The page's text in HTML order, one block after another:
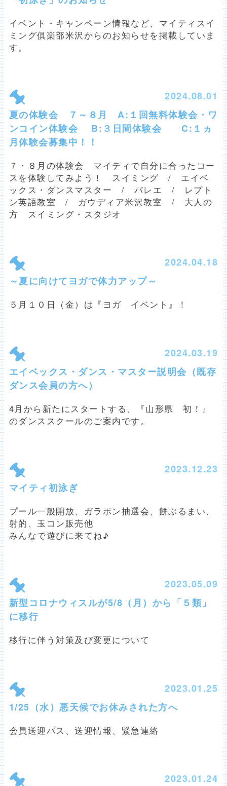
イベント・キャンペーン情報など、マイティスイ
ミング俱楽部米沢からのお知らせを掲載していま
す。
2024.08.01
夏の体験会 ７～８月 A:１回無料体験会・ワ
ンコイン体験会 B:３日間体験会 C:１ヵ
月体験会募集中！！
７・８月の体験会 マイティで自分に合ったコー
スを体験してみよう！ スイミング / エイベ
ックス・ダンスマスター / バレエ / レプト
ン英語教室 / ガウディア米沢教室 / 大人の
方 スイミング・スタジオ
2024.04.18
～夏に向けてヨガで体力アップ～
５月１０日（金）は『ヨガ イベント』！
2024.03.19
エイベックス・ダンス・マスター説明会（既存
ダンス会員の方へ）
4月から新たにスタートする、『山形県 初！』
のダンススクールのご案内です。
2023.12.23
マイティ初泳ぎ
プール一般開放、ガラポン抽選会、餅ぶるまい、
射的、玉コン販売他
みんなで遊びに来てね♪
2023.05.09
新型コロナウィスルが5/8（月）から「５類」
に移行
移行に伴う対策及び変更について
2023.01.25
1/25（水）悪天候でお休みされた方へ
会員送迎バス、送迎情報、緊急連絡
2023.01.24